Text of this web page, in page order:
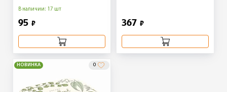
В наличии: 17 шт
95 ₽ 367 ₽
НОВИНКА 0